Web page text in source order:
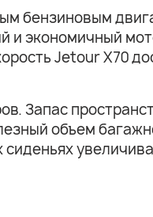
бензиновым
и экономичный
Jetour X70
Запас
объем